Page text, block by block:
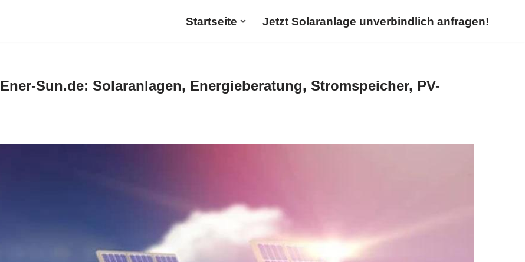
Startseite Jetzt Solaranlage unverbindlich anfragen!
Ener-Sun.de: Solaranlagen, Energieberatung, Stromspeicher, PV-